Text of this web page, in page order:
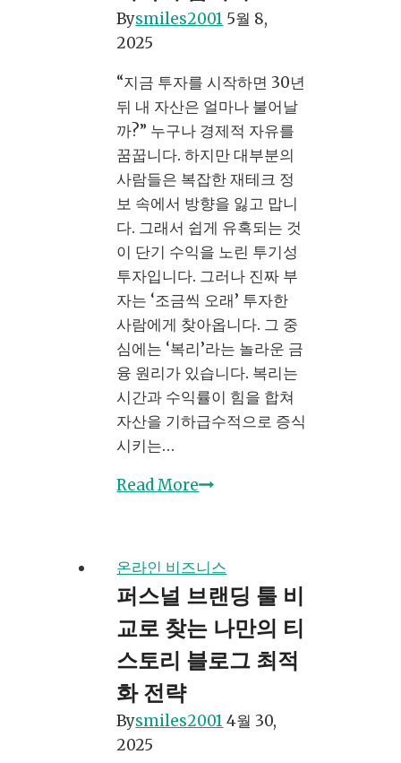
공
개
보
는
실
전
제
휴
마
케
팅
전
략
Bysmiles2001 5월 8,
2025
“지금 투자를 시작하면 30년
뒤 내 자산은 얼마나 불어날
까?” 누구나 경제적 자유를
꿈꿉니다. 하지만 대부분의
사람들은 복잡한 재테크 정
보 속에서 방향을 잃고 맙니
다. 그래서 쉽게 유혹되는 것
이 단기 수익을 노린 투기성
투자입니다. 그러나 진짜 부
자는 ‘조금씩 오래’ 투자한
사람에게 찾아옵니다. 그 중
심에는 ‘복리’라는 놀라운 금
융 원리가 있습니다. 복리는
시간과 수익률이 힘을 합쳐
자산을 기하급수적으로 증식
시키는…
Read More복
마
법
으
로
부
기:
온라인 비즈니스
퍼스널 브랜딩 툴 비
교로 찾는 나만의 티
스토리 블로그 최적
화 전략
Bysmiles2001 4월 30,
2025